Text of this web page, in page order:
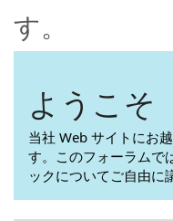
す。
ようこそ
当社 Web サイトにお
す。このフォーラムで
ックについてご自由に